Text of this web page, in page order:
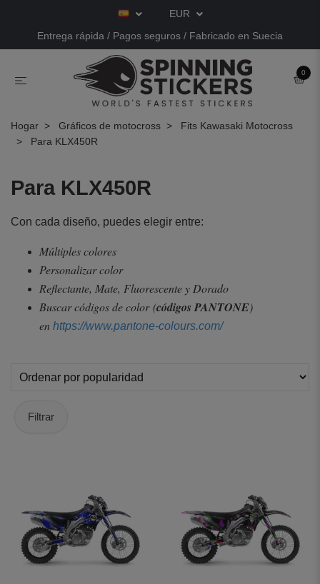
EUR
Entrega rápida / Pagos seguros / Fabricado en Suecia
0
Hogar Gráficos de motocross
Fits Kawasaki Motocross
Para KLX450R
Para KLX450R
Con cada diseño, puedes elegir entre:
Múltiples colores
Personalizar color
Reflectante, Mate, Fluorescente y Dorado
Buscar códigos de color(códigos PANTONE)
en https://www.pantone-colours.com/
Filtrar